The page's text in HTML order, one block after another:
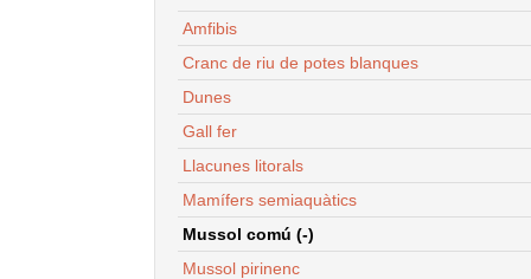
Amfibis
Cranc de riu de potes blanques
Dunes
Gall fer
Llacunes litorals
Mamífers semiaquàtics
Mussol comú (-)
Mussol pirinenc